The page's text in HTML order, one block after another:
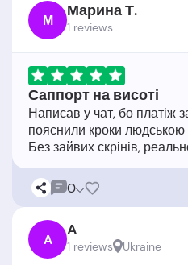
М Марина Т.
1 reviews
Саппорт на висоті
Написав у чат, бо платіж
пояснили кроки
0
A A
1 reviews Ukraine